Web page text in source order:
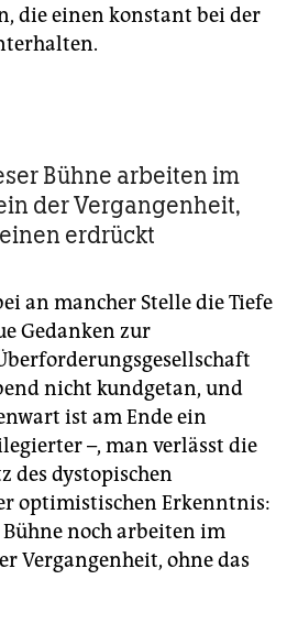
die einen konstant bei der
Bühne arbeiten im
der Vergangenheit,
erdrückt
an mancher Stelle die Tiefe
­Gedanken zur
nicht kundgetan, und
ist am Ende ein
–, man verlässt die
des dystopischen
optimistischen Erkenntnis:
noch arbeiten im
Vergangenheit, ohne das